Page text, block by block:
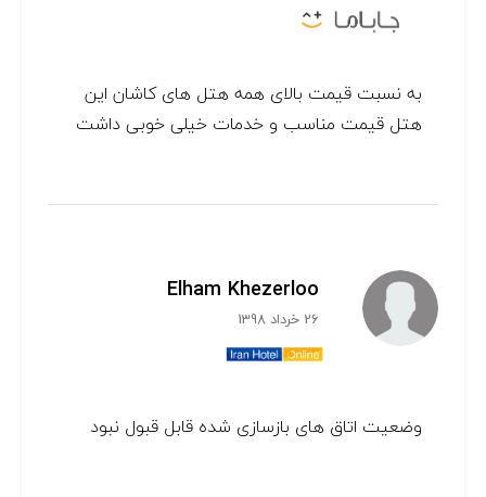
به نسبت قیمت بالای همه هتل های کاشان این
هتل قیمت مناسب و خدمات خیلی خوبی داشت
Elham Khezerloo
26 خرداد 1398
وضعیت اتاق های بازسازی شده قابل قبول نبود